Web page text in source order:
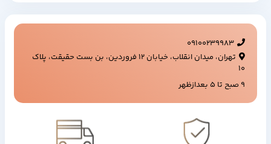
09100239983
تهران، میدان انقلاب، خیابان ۱۲ فروردین، بن بست حقیقت، پلاک
۱۰
9 صبح تا 5 بعدازظهر